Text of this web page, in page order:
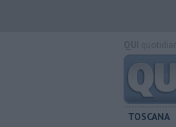
TOSCANA